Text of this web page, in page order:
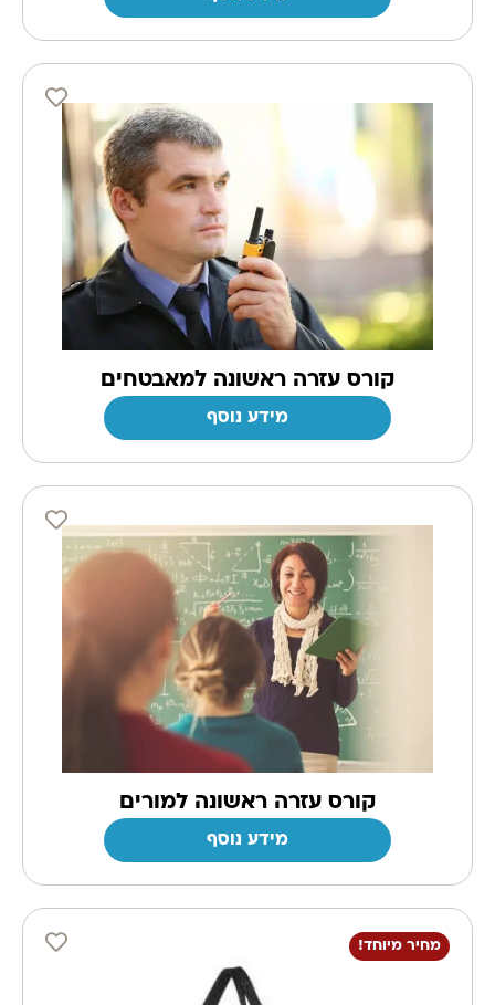
קורס עזרה ראשונה למאבטחים
מידע נוסף
קורס עזרה ראשונה למורים
מידע נוסף
מחיר מיוחד!